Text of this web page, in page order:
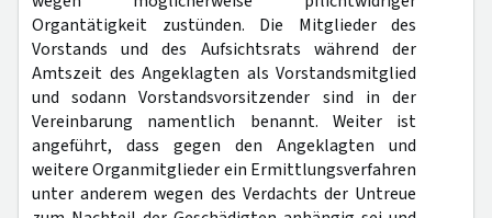
Organtätigkeit zustünden. Die Mitglieder des
Vorstands und des Aufsichtsrats während der
Amtszeit des Angeklagten als Vorstandsmitglied
und sodann Vorstandsvorsitzender sind in der
Vereinbarung namentlich benannt. Weiter ist
angeführt, dass gegen den Angeklagten und
weitere Organmitglieder ein Ermittlungsverfahren
unter anderem wegen des Verdachts der Untreue